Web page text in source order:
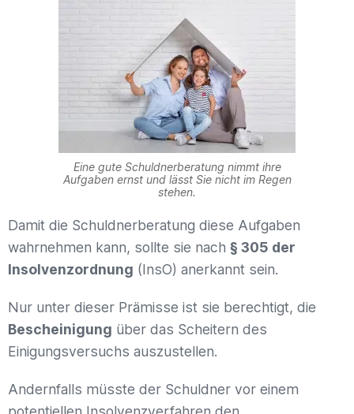
Eine gute Schuldnerberatung nimmt ihre
Aufgaben ernst und lässt Sie nicht im Regen
stehen.
Damit die Schuldnerberatung diese Aufgaben
wahrnehmen kann, sollte sie nach § 305 der
Insolvenzordnung (InsO) anerkannt sein.
Nur unter dieser Prämisse ist sie berechtigt, die
Bescheinigung über das Scheitern des
Einigungsversuchs auszustellen.
Andernfalls müsste der Schuldner vor einem